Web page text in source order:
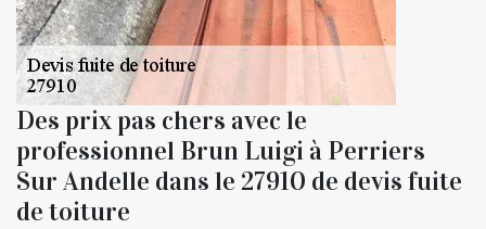
Des prix pas chers avec le
professionnel Brun Luigi à Perriers
Sur Andelle dans le 27910 de devis fuite
de toiture